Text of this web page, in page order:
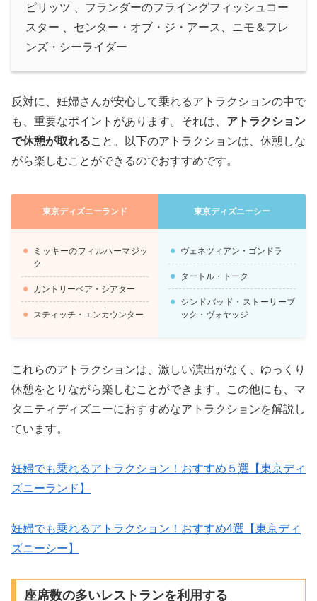
ピリッツ 、フランダーのフライングフィッシュコー
スター 、センター・オブ・ジ・アース、ニモ＆フレ
ンズ・シーライダー
反対に、妊婦さんが安心して乗れるアトラクションの中で
も、重要なポイントがあります。それは、 アトラクション
で休憩が取れること。以下のアトラクションは、休憩しな
がら楽しむことができるのでおすすめです。
東京ディズニーランド 東京ディズニーシー
ミッキーのフィルハーマジッ
ク
カントリーベア・シアター
スティッチ・エンカウンター
ヴェネツィアン・ゴンドラ
タートル・トーク
シンドバッド・ストーリーブ
ック・ヴォヤッジ
これらのアトラクションは、激しい演出がなく、ゆっくり
休憩をとりながら楽しむことができます。この他にも、マ
タニティディズニーにおすすめなアトラクションを解説し
ています。
妊婦でも乗れるアトラクション！おすすめ５選【東京ディ
ズニーランド】
妊婦でも乗れるアトラクション！おすすめ4選【東京ディ
ズニーシー】
座席数の多いレストランを利用する